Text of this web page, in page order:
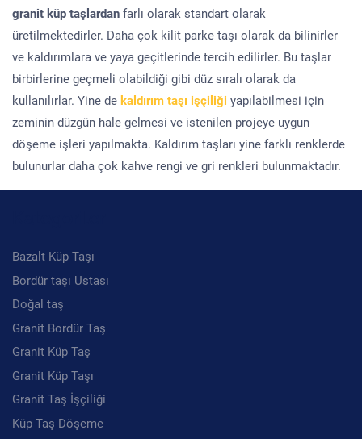
granit küp taşlardan farlı olarak standart olarak
üretilmektedirler. Daha çok kilit parke taşı olarak da bilinirler
ve kaldırımlara ve yaya geçitlerinde tercih edilirler. Bu taşlar
birbirlerine geçmeli olabildiği gibi düz sıralı olarak da
kullanılırlar. Yine de kaldırım taşı işçiliği yapılabilmesi için
zeminin düzgün hale gelmesi ve istenilen projeye uygun
döşeme işleri yapılmakta. Kaldırım taşları yine farklı renklerde
bulunurlar daha çok kahve rengi ve gri renkleri bulunmaktadır.
Bazalt Küp Taşı
Bordür taşı Ustası
Doğal taş
Granit Bordür Taş
Granit Küp Taş
Granit Küp Taşı
Granit Taş İşçiliği
Küp Taş Döşeme